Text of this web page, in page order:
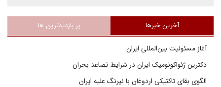
آخرین خبرها پر بازدیدترین ها
آغاز مسئولیت بین‌المللی ایران
دکترین ژئواکونومیک ایران در شرایط تصاعد بحران
الگوی بقای تاکتیکی اردوغان با نیرنگ علیه ایران